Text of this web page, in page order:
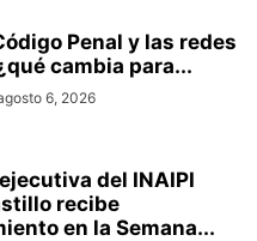
Penal y las redes
cambia para...
6, 2026
del INAIPI
recibe
en la Semana...